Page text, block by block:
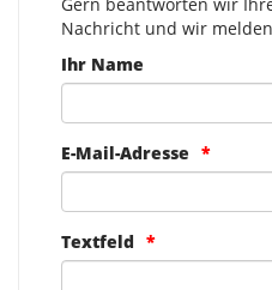
Gern beantworten wir
Nachricht und wir
Ihr Name
E-Mail-Adresse
Textfeld